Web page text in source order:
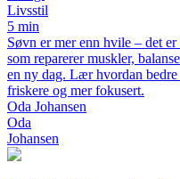
Livsstil
5 min
Søvn er mer enn hvile – det
som reparerer muskler,
en ny dag. Lær hvordan
friskere og mer fokusert.
Oda Johansen
Oda
Johansen